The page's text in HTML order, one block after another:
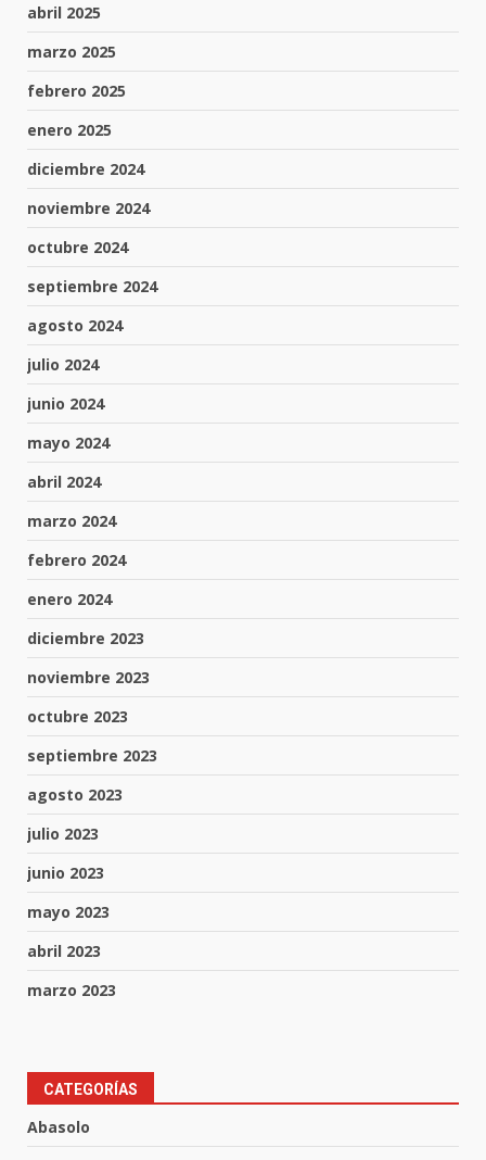
abril 2025
marzo 2025
febrero 2025
enero 2025
diciembre 2024
noviembre 2024
octubre 2024
septiembre 2024
agosto 2024
julio 2024
junio 2024
mayo 2024
abril 2024
marzo 2024
febrero 2024
enero 2024
diciembre 2023
noviembre 2023
octubre 2023
septiembre 2023
agosto 2023
julio 2023
junio 2023
mayo 2023
abril 2023
marzo 2023
CATEGORÍAS
Abasolo
3
vidas.